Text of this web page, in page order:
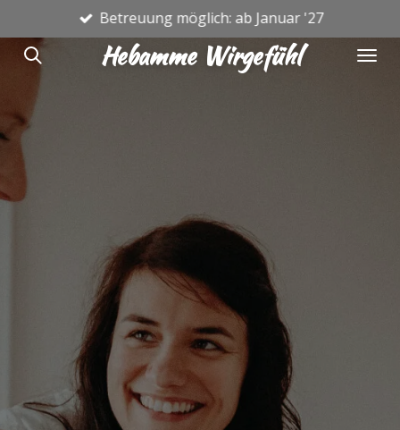
Hauptinhalt
springen
Hebamme Wirgefühl
Betreuung möglich: ab Januar '27